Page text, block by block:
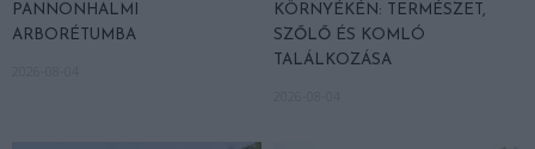
PANNONHALMI
ARBORÉTUMBA
KÖRNYÉKÉN: TERMÉSZET,
SZŐLŐ ÉS KOMLÓ
TALÁLKOZÁSA